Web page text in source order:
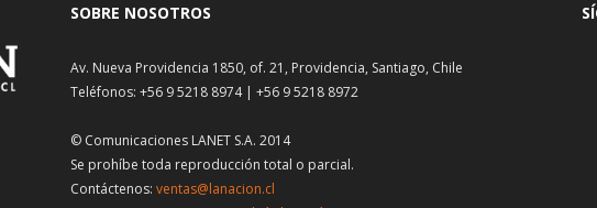
SOBRE NOSOTROS
Av. Nueva Providencia 1850, of. 21, Providencia, Santiago, Chile
Teléfonos: +56 9 5218 8974 | +56 9 5218 8972
© Comunicaciones LANET S.A. 2014
Se prohíbe toda reproducción total o parcial.
Contáctenos: ventas@lanacion.cl